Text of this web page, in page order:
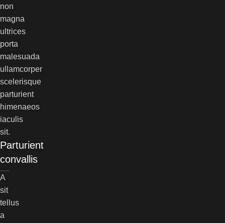
non
magna
ultrices
porta
malesuada
ullamcorper
scelerisque
parturient
himenaeos
iaculis
sit.
Parturient
convallis
A
sit
tellus
a